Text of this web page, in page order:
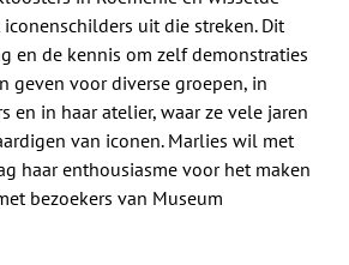
uit die streken. Dit
en de kennis om zelf demonstraties
geven voor diverse groepen, in
en in haar atelier, waar ze vele jaren
van iconen. Marlies wil met
haar enthousiasme voor het maken
bezoekers van Museum